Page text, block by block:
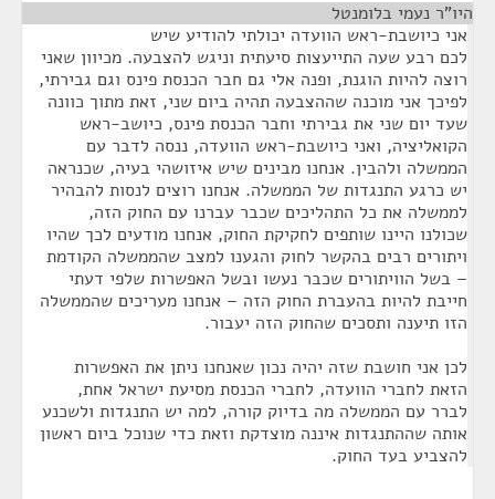
היו"ר נעמי בלומנטל
אני כיושבת-ראש הוועדה יכולתי להודיע שיש
לכם רבע שעה התייעצות סיעתית וניגש להצבעה. מכיוון שאני
רוצה להיות הוגנת, ופנה אלי גם חבר הכנסת פינס וגם גבירתי,
לפיכך אני מוכנה שההצבעה תהיה ביום שני, זאת מתוך כוונה
שעד יום שני את גבירתי וחבר הכנסת פינס, כיושב-ראש
הקואליציה, ואני כיושבת-ראש הוועדה, ננסה לדבר עם
הממשלה ולהבין. אנחנו מבינים שיש איזושהי בעיה, שכנראה
יש כרגע התנגדות של הממשלה. אנחנו רוצים לנסות להבהיר
לממשלה את כל התהליכים שכבר עברנו עם החוק הזה,
שכולנו היינו שותפים לחקיקת החוק, אנחנו מודעים לכך שהיו
ויתורים רבים בהקשר לחוק והגענו למצב שהממשלה הקודמת
– בשל הוויתורים שכבר נעשו ובשל האפשרות שלפי דעתי
חייבת להיות בהעברת החוק הזה – אנחנו מעריכים שהממשלה
הזו תיענה ותסכים שהחוק הזה יעבור.
לכן אני חושבת שזה יהיה נכון שאנחנו ניתן את האפשרות
הזאת לחברי הוועדה, לחברי הכנסת מסיעת ישראל אחת,
לברר עם הממשלה מה בדיוק קורה, למה יש התנגדות ולשכנע
אותה שההתנגדות איננה מוצדקת וזאת כדי שנוכל ביום ראשון
להצביע בעד החוק.